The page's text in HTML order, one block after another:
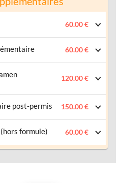
60.00 €
60.00 €
120.00 €
post-permis 150.00 €
formule) 60.00 €